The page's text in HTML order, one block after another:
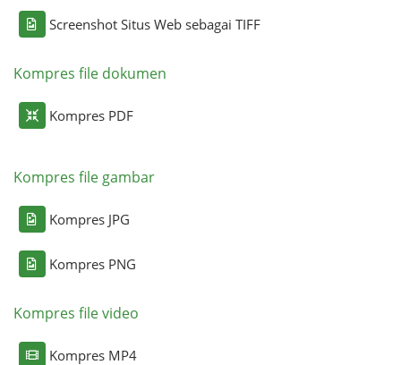
Screenshot Situs Web sebagai TIFF
Kompres file dokumen
Kompres PDF
Kompres file gambar
Kompres JPG
Kompres PNG
Kompres file video
Kompres MP4